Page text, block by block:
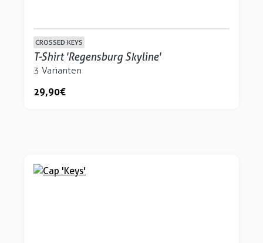
CROSSED KEYS
T-Shirt 'Regensburg Skyline'
3 Varianten
29,90 €